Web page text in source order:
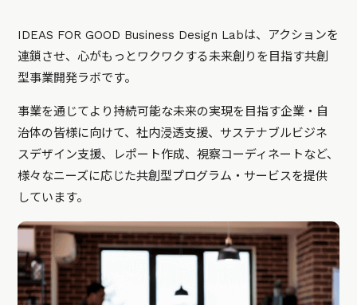
IDEAS FOR GOOD Business Design Labは、アクションを
連鎖させ、心がもっとワクワクする未来創りを目指す共創
型事業開発ラボです。
事業を通じてより持続可能な未来の実現を目指す企業・自
治体の皆様に向けて、社内浸透支援、サステナブルビジネ
スデザイン支援、レポート作成、視察コーディネートなど、
様々なニーズに応じた共創型プログラム・サービスを提供
しています。